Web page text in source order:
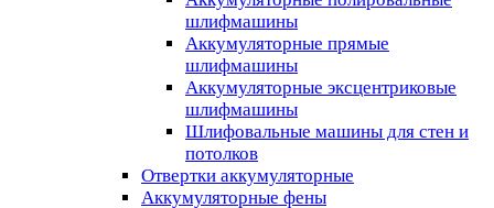
шлифмашины
Аккумуляторные прямые
шлифмашины
Аккумуляторные эксцентриковые
шлифмашины
Шлифовальные машины для стен и
потолков
Отвертки аккумуляторные
Аккумуляторные фены